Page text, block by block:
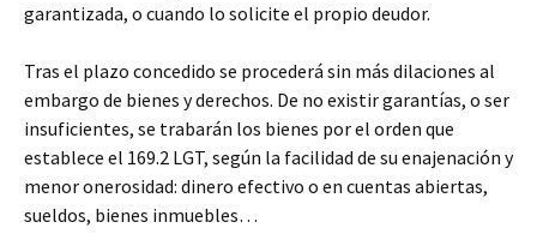
garantizada, o cuando lo solicite el propio deudor.
Tras el plazo concedido se procederá sin más dilaciones al
embargo de bienes y derechos. De no existir garantías, o ser
insuficientes, se trabarán los bienes por el orden que
establece el 169.2 LGT, según la facilidad de su enajenación y
menor onerosidad: dinero efectivo o en cuentas abiertas,
sueldos, bienes inmuebles…